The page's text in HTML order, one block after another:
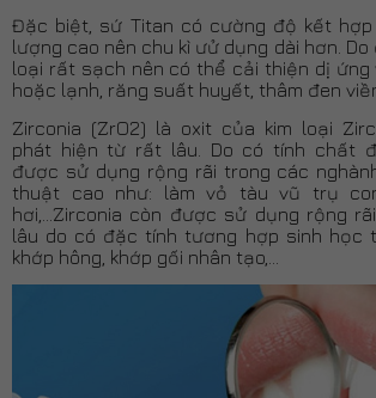
Đặc biệt, sứ Titan có cường độ kết
lượng cao nên chu kì ưử dụng dài hơn.
loại rất sạch nên có thể cải thiện dị ứng
hoặc lạnh, răng suất huyết, thâm đen
Zirconia (ZrO2) là oxit của kim loại
phát hiện từ rất lâu. Do có tính chất
được sử dụng rộng rãi trong các
thuật cao như: làm vỏ tàu vũ trụ
hơi,...Zirconia còn được sử dụng rộng
lâu do có đặc tính tương hợp sinh học
khớp hông, khớp gối nhân tạo,...